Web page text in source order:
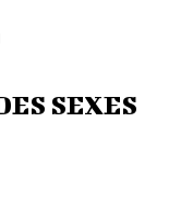
SEXES